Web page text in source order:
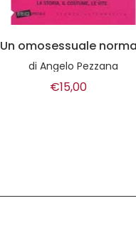
Un omosessuale
di Angelo Pezzana
€15,00